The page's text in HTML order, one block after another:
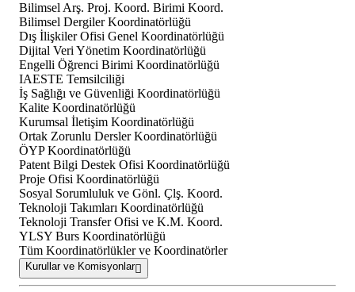
Bilimsel Arş. Proj. Koord. Birimi Koord.
Bilimsel Dergiler Koordinatörlüğü
Dış İlişkiler Ofisi Genel Koordinatörlüğü
Dijital Veri Yönetim Koordinatörlüğü
Engelli Öğrenci Birimi Koordinatörlüğü
IAESTE Temsilciliği
İş Sağlığı ve Güvenliği Koordinatörlüğü
Kalite Koordinatörlüğü
Kurumsal İletişim Koordinatörlüğü
Ortak Zorunlu Dersler Koordinatörlüğü
ÖYP Koordinatörlüğü
Patent Bilgi Destek Ofisi Koordinatörlüğü
Proje Ofisi Koordinatörlüğü
Sosyal Sorumluluk ve Gönl. Çlş. Koord.
Teknoloji Takımları Koordinatörlüğü
Teknoloji Transfer Ofisi ve K.M. Koord.
YLSY Burs Koordinatörlüğü
Tüm Koordinatörlükler ve Koordinatörler
Kurullar ve Komisyonlar